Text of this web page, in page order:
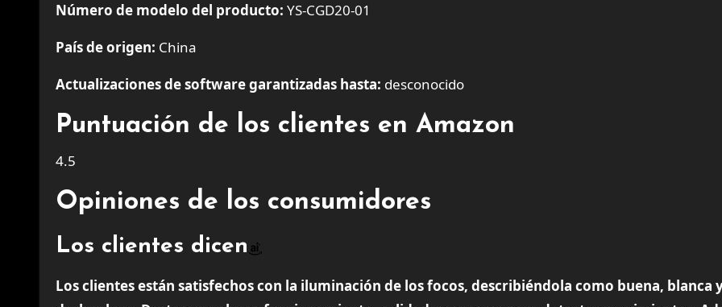
Número de modelo del producto: YS-CGD20-01
País de origen: China
Actualizaciones de software garantizadas hasta: desconocido
Puntuación de los clientes en Amazon
4.5
Opiniones de los consumidores
Los clientes dicen
Los clientes están satisfechos con la iluminación de los focos, describiéndola como buena, blanca